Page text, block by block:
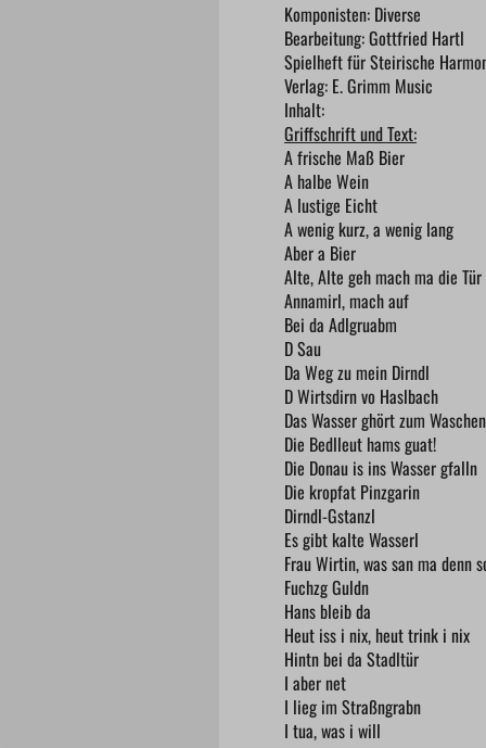
Komponisten: Diverse
Bearbeitung: Gottfried Hartl
Spielheft für Steirische
Verlag: E. Grimm Music
Inhalt:
Griffschrift und Text:
A frische Maß Bier
A halbe Wein
A lustige Eicht
A wenig kurz, a wenig lang
Aber a Bier
Alte, Alte geh mach ma die
Annamirl, mach auf
Bei da Adlgruabm
D Sau
Da Weg zu mein Dirndl
D Wirtsdirn vo Haslbach
Das Wasser ghört zum Waschen
Die Bedlleut hams guat!
Die Donau is ins Wasser gfalln
Die kropfat Pinzgarin
Dirndl-Gstanzl
Es gibt kalte Wasserl
Frau Wirtin, was san ma denn
Fuchzg Guldn
Hans bleib da
Heut iss i nix, heut trink i nix
Hintn bei da Stadltür
I aber net
I lieg im Straßngrabn
I tua, was i will